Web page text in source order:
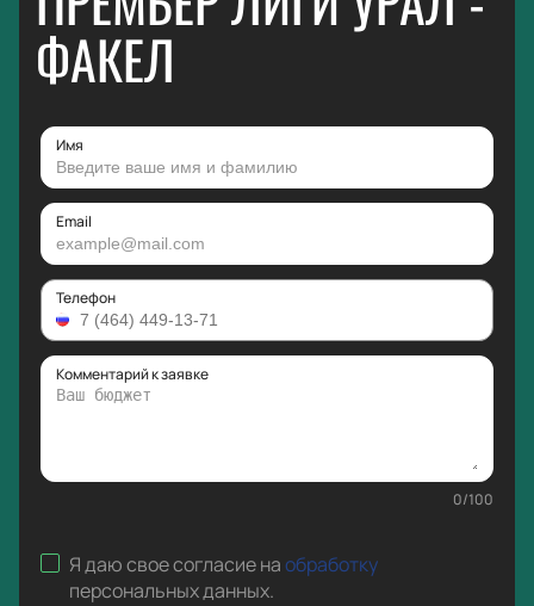
ФАКЕЛ
Имя
Email
Телефон
Комментарий к заявке
0/100
Я даю свое согласие наобработку
персональных данных.